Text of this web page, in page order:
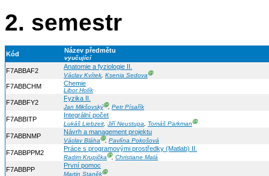
2. semestr
Kód Název předmětu
vyučující
F7ABBAF2
Anatomie a fyziologie II.
Václav Kvítek, Ksenia SedovaⒼ
F7ABBCHM Chemie
Libor Holík
F7ABBFY2
Fyzika II.
Jan MikšovskýⒼ, Petr Písařík
F7ABBITP
Integrální počet
Lukáš Liebzeit, Jiří Neustupa, Tomáš ParkmanⒼ
F7ABBNMP
Návrh a management projektu
Václav BláhaⒼ, Pavlína Pokošová
F7ABBPPM2
Práce s programovými prostředky (Matlab) II.
Radim KrupičkaⒼ, Christiane Malá
F7ABBPP
První pomoc
Martin StaněkⒼ